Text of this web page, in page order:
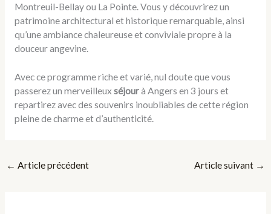
Montreuil-Bellay ou La Pointe. Vous y découvrirez un
patrimoine architectural et historique remarquable, ainsi
qu’une ambiance chaleureuse et conviviale propre à la
douceur angevine.
Avec ce programme riche et varié, nul doute que vous
passerez un merveilleux séjourà Angers en 3 jours et
repartirez avec des souvenirs inoubliables de cette région
pleine de charme et d’authenticité.
← Article précédent Article suivant →